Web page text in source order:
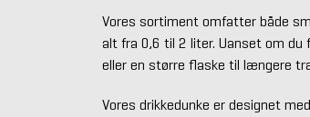
Vores sortiment omfatter både
alt fra 0,6 til 2 liter. Uanset om
Vores drikkedunke er designet